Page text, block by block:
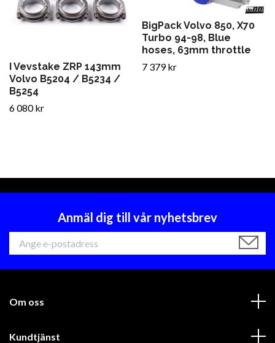
I Vevstake ZRP 143mm
Volvo B5204 / B5234 /
B5254
6 080 kr
BigPack Volvo 850, X70
Turbo 94-98, Blue
hoses, 63mm throttle
7 379 kr
Anmäl dig till vår nyhetsbrev
Om oss
Kundtjänst